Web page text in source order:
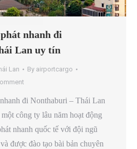
nhanh đi
Lan uy tín
Lan By airportcargo
đi Nonthaburi – Thái Lan
công ty lâu năm hoạt động
nhanh quốc tế với đội ngũ
được đào tạo bài bản chuyên